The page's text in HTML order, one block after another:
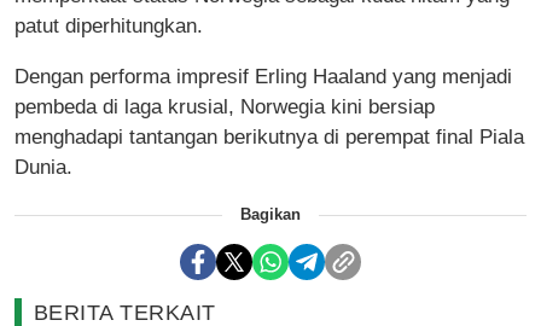
patut diperhitungkan.
Dengan performa impresif Erling Haaland yang menjadi
pembeda di laga krusial, Norwegia kini bersiap
menghadapi tantangan berikutnya di perempat final Piala
Dunia.
Bagikan
BERITA TERKAIT